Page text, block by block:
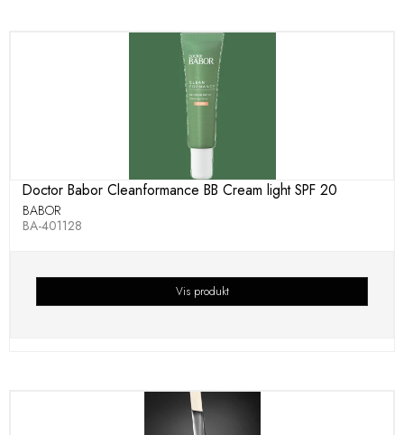
Doctor Babor Cleanformance BB Cream light SPF 20
BABOR
BA-401128
Vis produkt